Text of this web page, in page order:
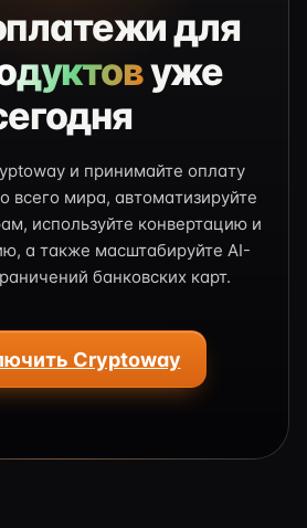
для
уже
и принимайте оплату
всего мира, автоматизируйте
используйте конвертацию и
а также масштабируйте AI-
банковских карт.
Cryptoway